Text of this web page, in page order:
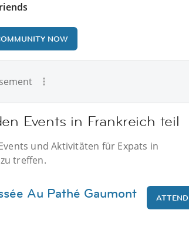
NOW
Events in Frankreich teil
und Aktivitäten für Expats in
treffen.
Au Pathé Gaumont
ATTEND